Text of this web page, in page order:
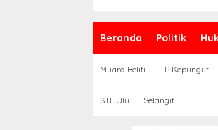
Beranda Politik
Muara Beliti TP Kepungut
STL Ulu Selangit